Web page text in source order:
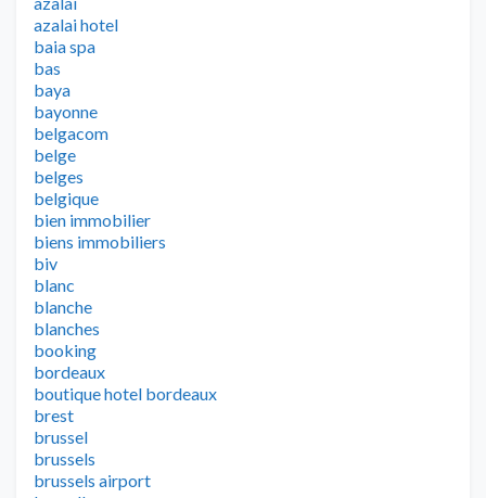
azalai hotel
baia spa
bas
baya
bayonne
belgacom
belge
belges
belgique
bien immobilier
biens immobiliers
biv
blanc
blanche
blanches
booking
bordeaux
boutique hotel bordeaux
brest
brussel
brussels
brussels airport